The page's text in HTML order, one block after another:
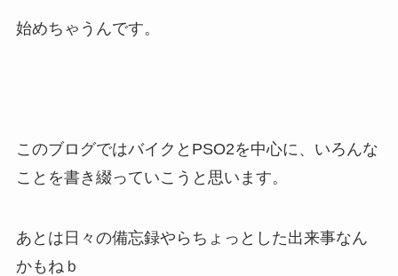
始めちゃうんです。
このブログではバイクとPSO2を中心に、いろんな
ことを書き綴っていこうと思います。
あとは日々の備忘録やらちょっとした出来事なん
かもねｂ